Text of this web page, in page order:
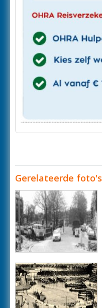
Gerelateerde foto's